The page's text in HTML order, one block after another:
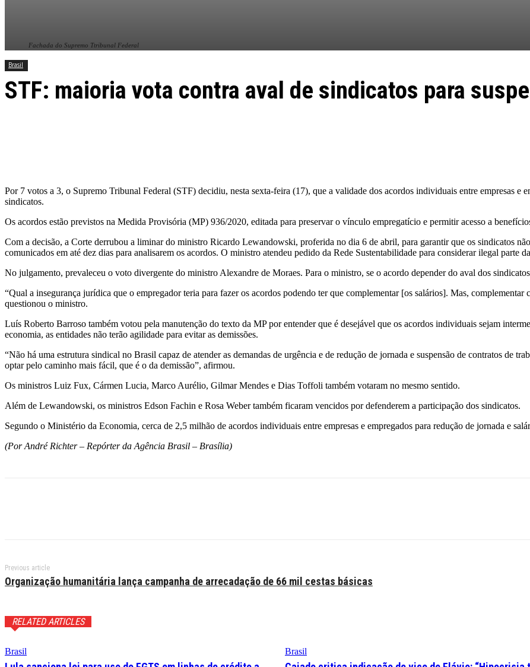
Fachada do Supremo Ttribunal Federal
Brasil
STF: maioria vota contra aval de sindicatos para
Por 7 votos a 3, o Supremo Tribunal Federal (STF) decidiu, nesta sexta-feira (17), que a validade dos acordos individuais entre empresas e
sindicatos.
Os acordos estão previstos na Medida Provisória (MP) 936/2020, editada para preservar o vínculo empregatício e permitir acesso a
Com a decisão, a Corte derrubou a liminar do ministro Ricardo Lewandowski, proferida no dia 6 de abril, para garantir que os sindicatos
comunicados em até dez dias para analisarem os acordos. O ministro atendeu pedido da Rede Sustentabilidade para considerar ilegal parte
No julgamento, prevaleceu o voto divergente do ministro Alexandre de Moraes. Para o ministro, se o acordo depender do aval dos
“Qual a insegurança jurídica que o empregador teria para fazer os acordos podendo ter que complementar [os salários]. Mas, complementar
questionou o ministro.
Luís Roberto Barroso também votou pela manutenção do texto da MP por entender que é desejável que os acordos individuais sejam
economia, as entidades não terão agilidade para evitar as demissões.
“Não há uma estrutura sindical no Brasil capaz de atender as demandas de urgência e de redução de jornada e suspensão de contratos de
optar pelo caminho mais fácil, que é o da demissão”, afirmou.
Os ministros Luiz Fux, Cármen Lucia, Marco Aurélio, Gilmar Mendes e Dias Toffoli também votaram no mesmo sentido.
Além de Lewandowski, os ministros Edson Fachin e Rosa Weber também ficaram vencidos por defenderem a participação dos sindicatos.
Segundo o Ministério da Economia, cerca de 2,5 milhão de acordos individuais entre empresas e empregados para redução de jornada e
(Por André Richter – Repórter da Agência Brasil – Brasília)
Previous article
Organização humanitária lança campanha de arrecadação de 66 mil cestas básicas
RELATED ARTICLES
Brasil Brasil